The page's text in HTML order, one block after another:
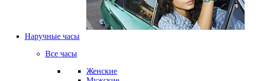
Наручные часы
Все часы
Женские